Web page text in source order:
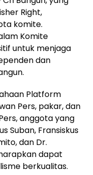
Right,
komite.
Komite
untuk menjaga
dan
Platform
Pers, pakar, dan
anggota yang
Suban, Fransiskus
dan Dr.
dapat
berkualitas.